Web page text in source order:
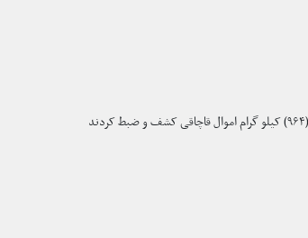
کارمندان مراقبت سیار ریاست عمومی گمرکات وزارت مالیه هفته گذشته در ساحات مختلف ولایات نیمروز، قندهار، فراه، ننگرهار و هلمند (۴۱)هزار و (۹۶۴) کیلو گرام اموال قاچاقی کشف و ضبط کردند